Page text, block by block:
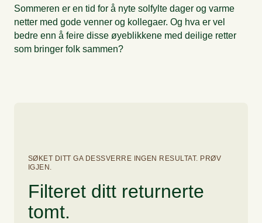
Sommeren er en tid for å nyte solfylte dager og varme
netter med gode venner og kollegaer. Og hva er vel
bedre enn å feire disse øyeblikkene med deilige retter
som bringer folk sammen?
SØKET DITT GA DESSVERRE INGEN RESULTAT. PRØV
IGJEN.
Filteret ditt returnerte
tomt.